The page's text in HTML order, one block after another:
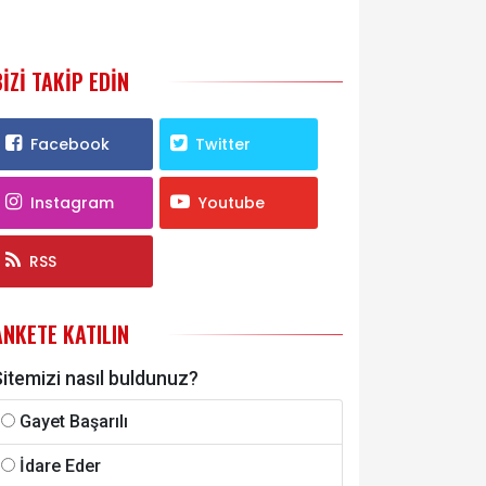
TAKIP EDIN
Facebook Twitter
Instagram Youtube
RSS
KATILIN
nasıl buldunuz?
Gayet Başarılı
İdare Eder